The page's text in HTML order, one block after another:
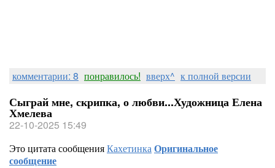
комментарии: 8 понравилось! вверх^ к полной версии
Сыграй мне, скрипка, о любви...Художница Елена
Хмелева
22-10-2025 15:49
Это цитата сообщенияКахетинкаОригинальное
сообщение